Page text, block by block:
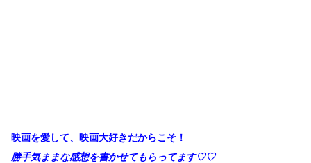
映画を愛して、映画大好きだからこそ！
勝手気ままな感想を書かせてもらってます♡♡